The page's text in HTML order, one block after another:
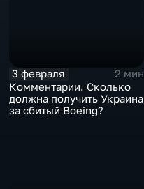
3 февраля
2 мин
Комментарии. Сколько
должна получить Украина
за сбитый Boeing?